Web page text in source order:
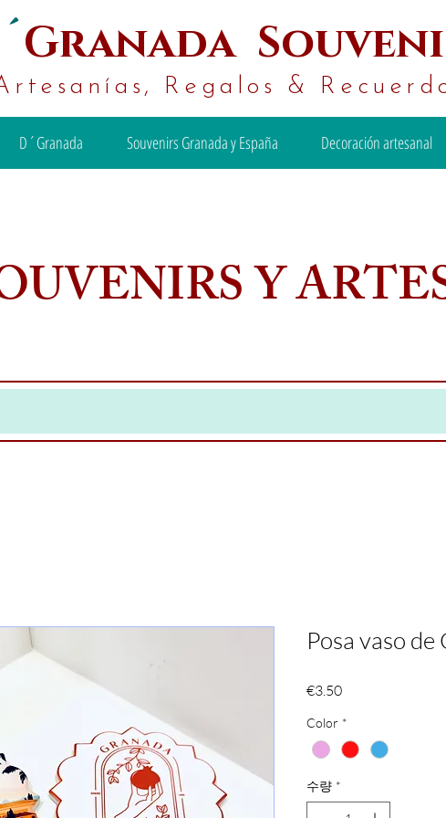
Granada
Regalos &
D´Granada Souvenirs Granada y España Decoración artesanal
Y
Posa vaso de
€3.50가
Color *
수량 *